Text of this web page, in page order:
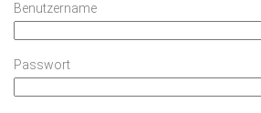
Benutzername
Passwort